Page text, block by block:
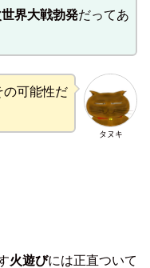
界大戦勃発だってあ
タヌキ
の可能性だ
火遊びには正直ついて